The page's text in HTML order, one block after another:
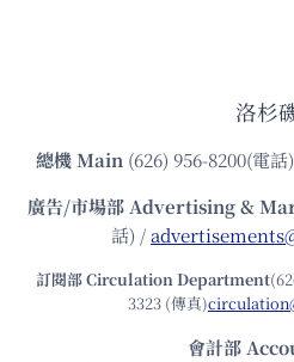
洛杉
總機Main (626) 956-8200(電話
廣告/市場部Advertising &
話) /
訂閱部 Circulation Department
3323 (傳真)
會計部